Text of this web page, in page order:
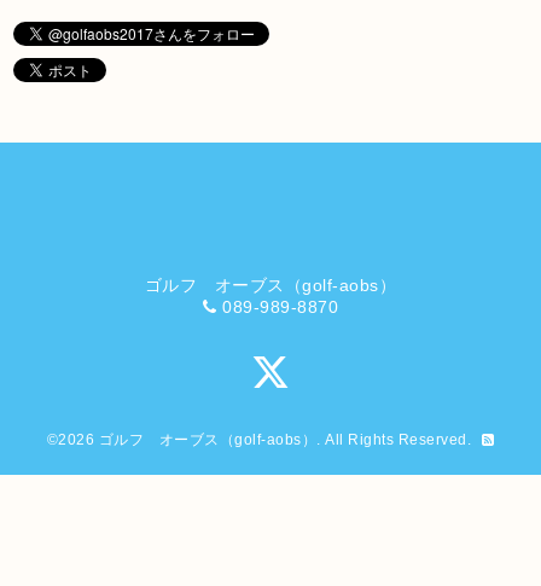
ゴルフ オーブス（golf-aobs）
089-989-8870
©2026 ゴルフ オーブス（golf-aobs） . All Rights Reserved.